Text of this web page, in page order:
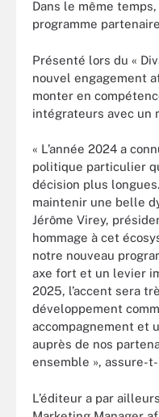
Dans le même
programme
Présenté lors du «
nouvel engagement
monter en
intégrateurs avec un
« L’année 2024 a
politique particulier
décision plus
maintenir une belle
Jérôme Virey,
hommage à cet
notre nouveau
axe fort et un levier
2025, l’accent sera
développement
accompagnement et
auprès de nos
ensemble », assure-
L’éditeur a par